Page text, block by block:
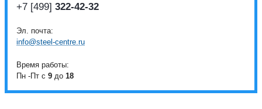
+7 [499] 322-42-32
Эл. почта:
info@steel-centre.ru
Время работы:
Пн -Пт с 9 до 18